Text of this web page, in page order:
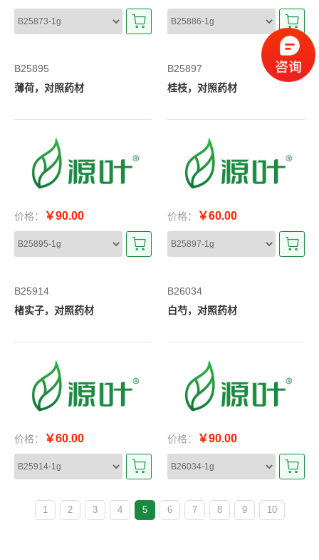
B25895
薄荷，对照药材
价格： ￥90.00
B25897
桂枝，对照药材
价格： ￥60.00
B25914
楮实子，对照药材
价格： ￥60.00
B26034
白芍，对照药材
价格： ￥90.00
1 2 3 4 5 6 7 8 9 10